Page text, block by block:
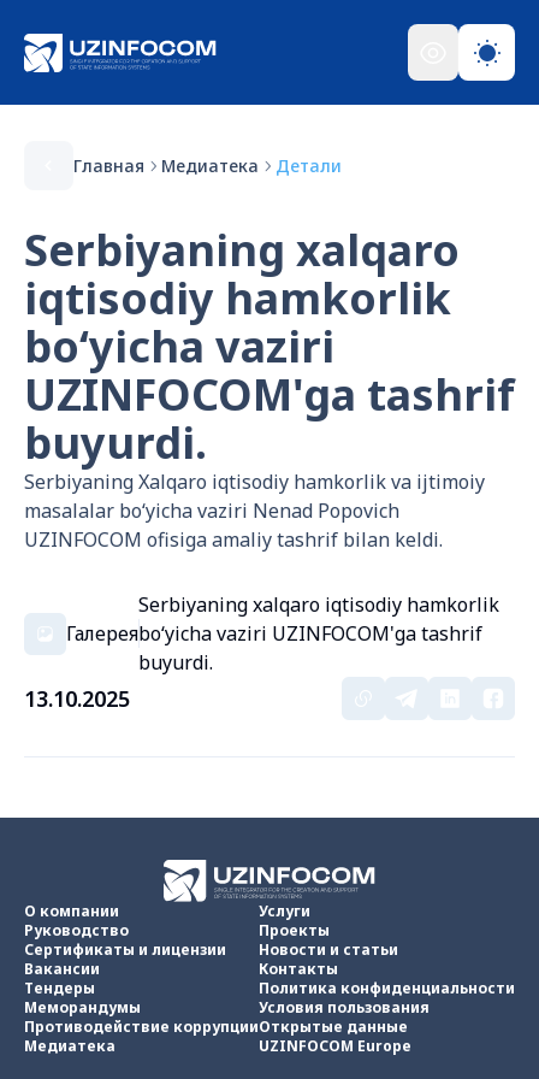
Главная Медиатека Детали
Serbiyaning xalqaro
iqtisodiy hamkorlik
boʻyicha vaziri
UZINFOCOM'ga tashrif
buyurdi.
Serbiyaning Xalqaro iqtisodiy hamkorlik va ijtimoiy
masalalar boʻyicha vaziri Nenad Popovich
UZINFOCOM ofisiga amaliy tashrif bilan keldi.
Галерея
Serbiyaning xalqaro iqtisodiy hamkorlik
boʻyicha vaziri UZINFOCOM'ga tashrif
buyurdi.
13.10.2025
О компании
Руководство
Сертификаты и лицензии
Вакансии
Тендеры
Меморандумы
Противодействие коррупции
Медиатека
Услуги
Проекты
Новости и статьи
Контакты
Политика конфиденциальности
Условия пользования
Открытые данные
UZINFOCOM Europe